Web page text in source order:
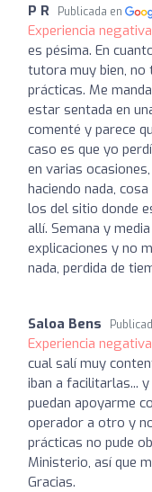
P R Publicada en
Experiencia
es pésima. En
tutora muy bien, no
prácticas. Me
estar sentada en
comenté y parece
caso es que yo
en varias
haciendo nada,
los del sitio donde
allí. Semana y
explicaciones y no
nada, perdida de
Saloa Bens
Experiencia
cual salí muy
iban a facilitarlas...
puedan apoyarme
operador a otro y
prácticas no pude
Ministerio, así que
Gracias.